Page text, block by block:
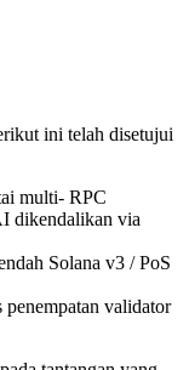
ini telah disetujui
multi- RPC
dikendalikan via
Solana v3 / PoS
penempatan validator